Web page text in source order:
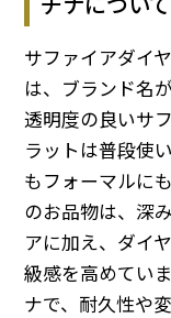
サファイアダイ
は、ブランド名
透明度の良いサ
ラットは普段使
もフォーマルに
のお品物は、深
アに加え、ダイ
級感を高めてい
ナで、耐久性や